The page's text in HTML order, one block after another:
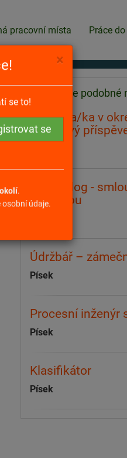
pracovní místa Práce
×
se to!
.
údaje.
Našli jsme podobné
Policista/ka v
náborový
Technolog -
neurčitou
Údržbář –
Písek
Procesní inženýr
Písek
Klasifikátor
Písek